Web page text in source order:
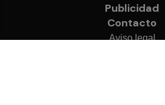
Publicidad
Contacto
Aviso legal